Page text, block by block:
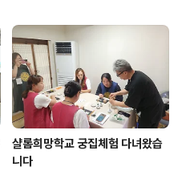
샬롬희망학교 궁집체험 다녀왔습
니다